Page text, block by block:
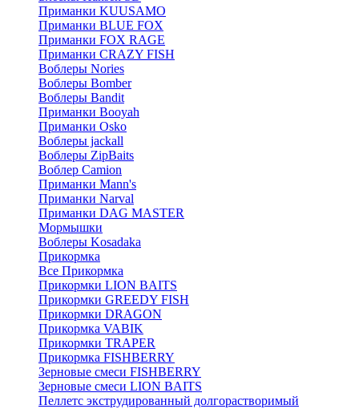
Приманки KUUSAMO
Приманки BLUE FOX
Приманки FOX RAGE
Приманки CRAZY FISH
Воблеры Nories
Воблеры Bomber
Воблеры Bandit
Приманки Booyah
Приманки Osko
Воблеры jackall
Воблеры ZipBaits
Воблер Camion
Приманки Mann's
Приманки Narval
Приманки DAG MASTER
Мормышки
Воблеры Kosadaka
Прикормка
Все Прикормка
Прикормки LION BAITS
Прикормки GREEDY FISH
Прикормки DRAGON
Прикормка VABIK
Прикормки TRAPER
Прикормка FISHBERRY
Зерновые смеси FISHBERRY
Зерновые смеси LION BAITS
Пеллетс экструдированный долгорастворимый